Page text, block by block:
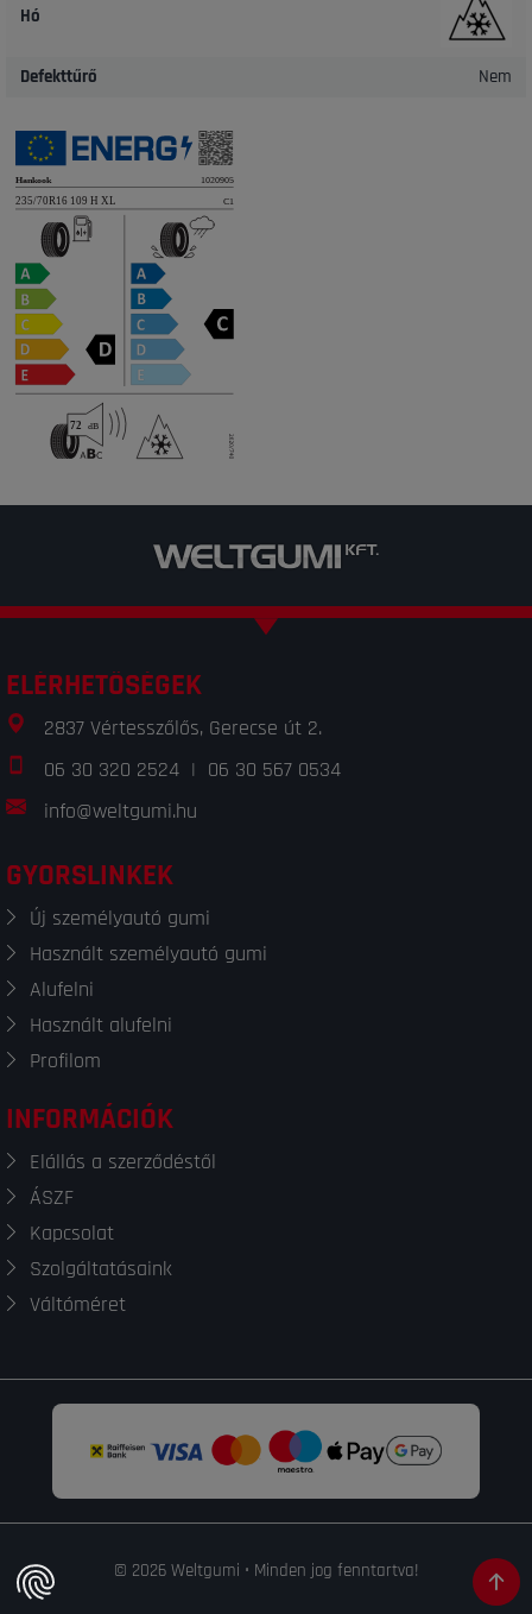
Hó
Defekttűrő Nem
ELÉRHETŐSÉGEK
2837 Vértesszőlős, Gerecse út 2.
06 30 320 2524 | 06 30 567 0534
info@weltgumi.hu
GYORSLINKEK
Új személyautó gumi
Használt személyautó gumi
Alufelni
Használt alufelni
Profilom
INFORMÁCIÓK
Elállás a szerződéstől
ÁSZF
Kapcsolat
Szolgáltatásaink
Váltóméret
© 2026 Weltgumi • Minden jog fenntartva!